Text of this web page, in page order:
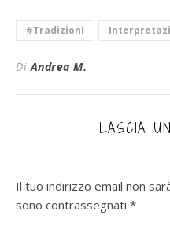
#Tradizioni
DiAndrea M.
LASCIA
Il tuo indirizzo email non
sono contrassegnati *